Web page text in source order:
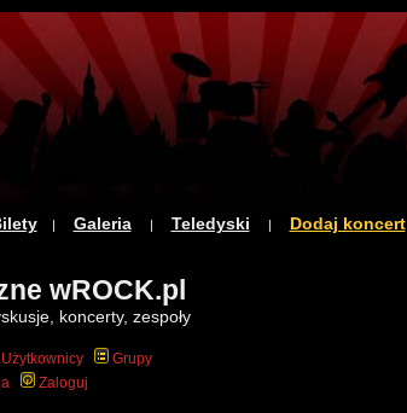
| Galeria| Teledyski | Dodaj koncert
wROCK.pl
koncerty, zespoły
Użytkownicy
Grupy
Zaloguj